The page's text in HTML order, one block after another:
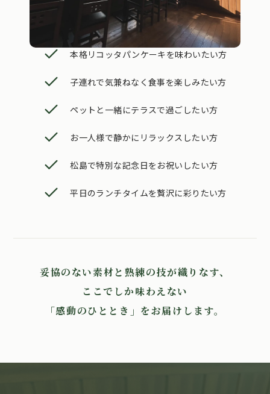
本格リコッタパンケーキを味わいたい方
子連れで気兼ねなく食事を楽しみたい方
ペットと一緒にテラスで過ごしたい方
お一人様で静かにリラックスしたい方
松島で特別な記念日をお祝いしたい方
平日のランチタイムを贅沢に彩りたい方
妥協のない素材と熟練の技が織りなす、
ここでしか味わえない
「感動のひととき」をお届けします。